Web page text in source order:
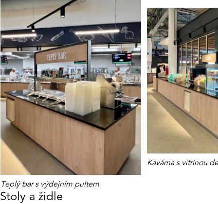
Teplý bar s výdejním pultem
Kavárna s vitrínou
Stoly a židle